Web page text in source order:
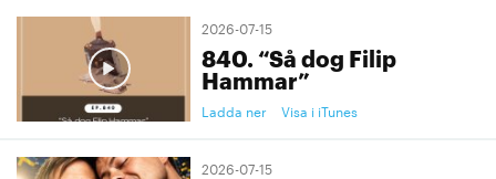
2026-07-15
840. “Så dog Filip
Hammar”
Ladda ner Visa i iTunes
2026-07-15